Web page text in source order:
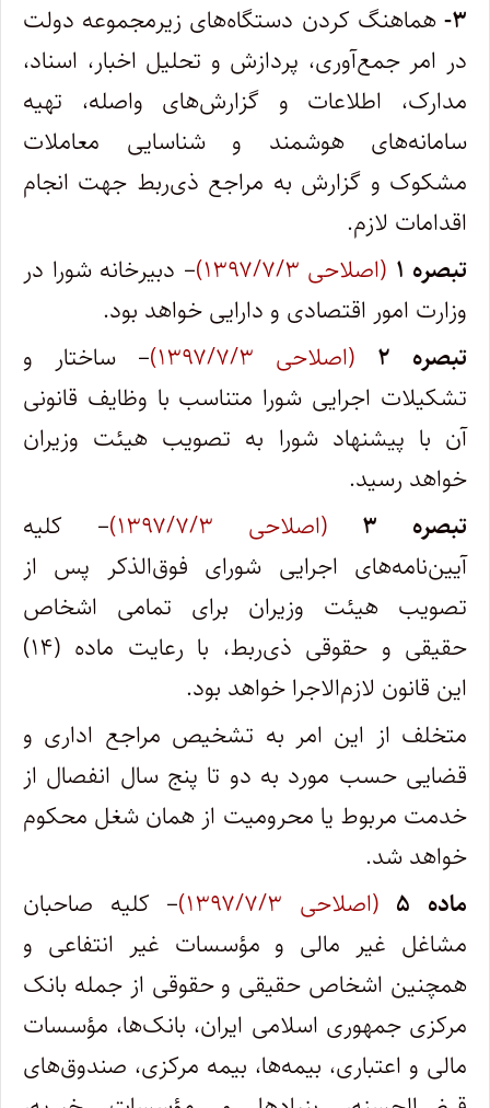
۳- هماهنگ کردن دستگاه‌های زیرمجموعه دولت
در امر جمع‌آوری، پردازش و تحلیل اخبار، اسناد،
مدارک، اطلاعات و گزارش‌های واصله، تهیه
سامانه‌های هوشمند و شناسایی معاملات
مشکوک و گزارش به مراجع ذی‌ربط جهت انجام
اقدامات لازم.
تبصره ۱
(اصلاحی ۱۳۹۷/۷/۳)
– دبیرخانه شورا در
وزارت امور اقتصادی و دارایی خواهد بود.
تبصره ۲
(اصلاحی ۱۳۹۷/۷/۳)
– ساختار و
تشکیلات اجرایی شورا متناسب با وظایف قانونی
آن با پیشنهاد شورا به تصویب هیئت وزیران
خواهد رسید.
تبصره ۳
(اصلاحی ۱۳۹۷/۷/۳)
– کلیه
آیین‌نامه‌های اجرایی شورای فوق‌الذکر پس از
تصویب هیئت وزیران برای تمامی اشخاص
حقیقی و حقوقی ذی‌ربط، با رعایت ماده (۱۴)
این قانون لازم‌الاجرا خواهد بود.
متخلف از این امر به تشخیص مراجع اداری و
قضایی حسب مورد به دو تا پنج سال انفصال از
خدمت مربوط یا محرومیت از همان شغل محکوم
خواهد شد.
ماده ۵
(اصلاحی ۱۳۹۷/۷/۳)
– کلیه صاحبان
مشاغل غیر مالی و مؤسسات غیر انتفاعی و
همچنین اشخاص حقیقی و حقوقی از جمله بانک
مرکزی جمهوری اسلامی ایران، بانک‌ها، مؤسسات
مالی و اعتباری، بیمه‌ها، بیمه مرکزی، صندوق‌های